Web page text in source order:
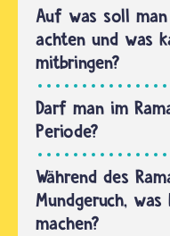
es in der
Sure
2:183
im…
klingelt
der
Wecker in
vielen
Familien
morgens
schon
sehr,
sehr…
Auf was soll
achten und was
mitbringen?
Darf man im
Periode?
Während des
Mundgeruch,
machen?